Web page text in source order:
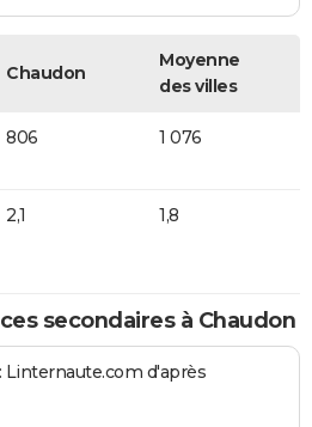
Chaudon
Moyenne
des villes
806 1 076
2,1 1,8
secondaires à Chaudon
Linternaute.com d'après